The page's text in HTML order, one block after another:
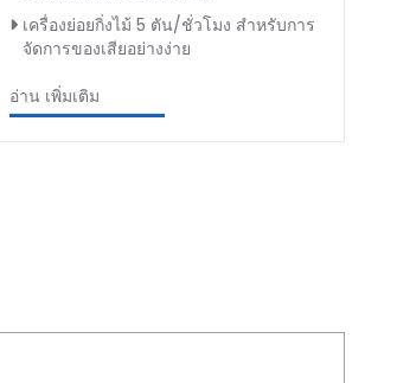
เครื่องย่อยกิ่งไม้ 5 ตัน/ชั่วโมง สำหรับการ
จัดการของเสียอย่างง่าย
อ่าน เพิ่มเติม